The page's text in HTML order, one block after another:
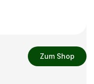
Zum Shop